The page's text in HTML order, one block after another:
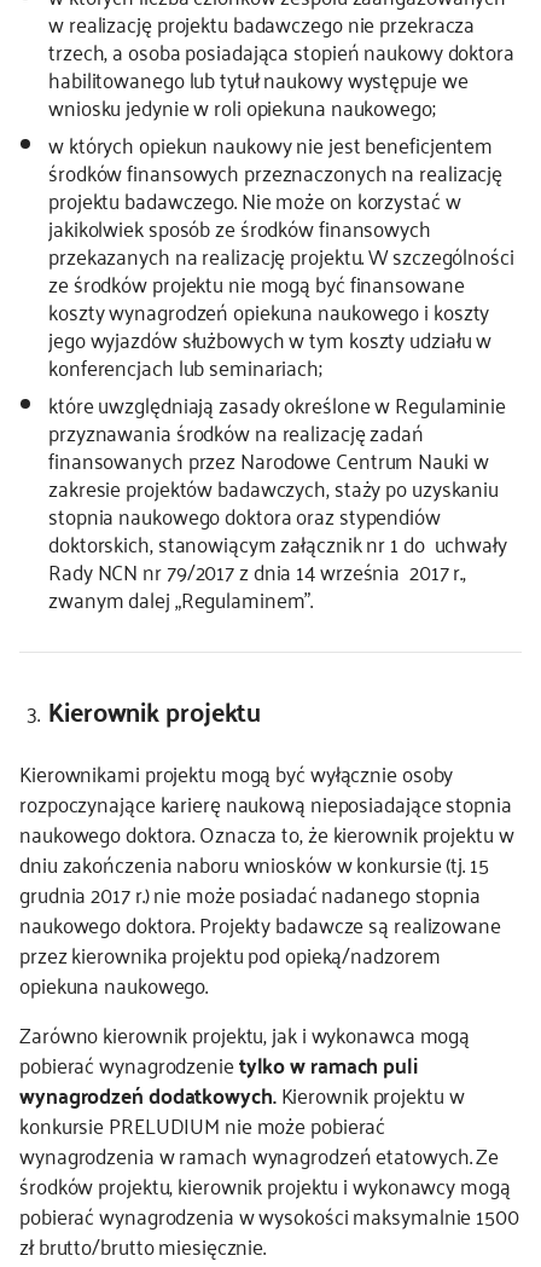
w realizację projektu badawczego nie przekracza
trzech, a osoba posiadająca stopień naukowy doktora
habilitowanego lub tytuł naukowy występuje we
wniosku jedynie w roli opiekuna naukowego;
w których opiekun naukowy nie jest beneficjentem
środków finansowych przeznaczonych na realizację
projektu badawczego. Nie może on korzystać w
jakikolwiek sposób ze środków finansowych
przekazanych na realizację projektu. W szczególności
ze środków projektu nie mogą być finansowane
koszty wynagrodzeń opiekuna naukowego i koszty
jego wyjazdów służbowych w tym koszty udziału w
konferencjach lub seminariach;
które uwzględniają zasady określone w Regulaminie
przyznawania środków na realizację zadań
finansowanych przez Narodowe Centrum Nauki w
zakresie projektów badawczych, staży po uzyskaniu
stopnia naukowego doktora oraz stypendiów
doktorskich, stanowiącym załącznik nr 1 do uchwały
Rady NCN nr 79/2017 z dnia 14 września 2017 r.,
zwanym dalej „Regulaminem”.
Kierownik projektu
Kierownikami projektu mogą być wyłącznie osoby
rozpoczynające karierę naukową nieposiadające stopnia
naukowego doktora. Oznacza to, że kierownik projektu w
dniu zakończenia naboru wniosków w konkursie (tj. 15
grudnia 2017 r.) nie może posiadać nadanego stopnia
naukowego doktora. Projekty badawcze są realizowane
przez kierownika projektu pod opieką/nadzorem
opiekuna naukowego.
Zarówno kierownik projektu, jak i wykonawca mogą
pobierać wynagrodzenietylko w ramach puli
wynagrodzeń dodatkowych.Kierownik projektu w
konkursie PRELUDIUM nie może pobierać
wynagrodzenia w ramach wynagrodzeń etatowych. Ze
środków projektu, kierownik projektu i wykonawcy mogą
pobierać wynagrodzenia w wysokości maksymalnie 1500
zł brutto/brutto miesięcznie.